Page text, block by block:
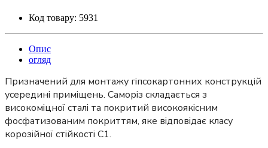
Код товару: 5931
Опис
огляд
Призначений для монтажу гіпсокартонних конструкцій
усередині приміщень. Саморіз складається з
високоміцної сталі та покритий високоякісним
фосфатизованим покриттям, яке відповідає класу
корозійної стійкості С1.